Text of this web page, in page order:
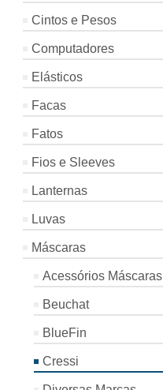
Cintos e Pesos
Computadores
Elásticos
Facas
Fatos
Fios e Sleeves
Lanternas
Luvas
Máscaras
Acessórios Máscaras
Beuchat
BlueFin
Cressi